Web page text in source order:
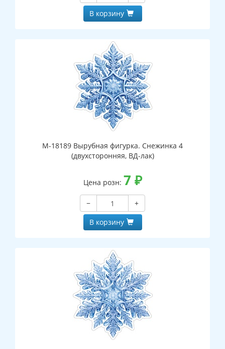
В корзину
М-18189 Вырубная фигурка. Снежинка 4
(двухсторонняя, ВД-лак)
Цена розн: 7 ₽
−
+
В корзину